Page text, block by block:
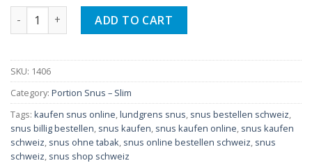
Lundgrens Skåne Slim quantity
ADD TO CART
SKU: 1406
Category: Portion Snus – Slim
Tags: kaufen snus online lundgrens snus snus bestellen schweiz
snus billig bestellen snus kaufen snus kaufen online snus kaufen
schweiz snus ohne tabak snus online bestellen schweiz snus
schweiz snus shop schweiz